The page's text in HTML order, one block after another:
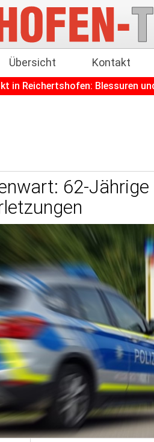
Übersicht Kontakt
Blessuren und Strafanzeige
62-